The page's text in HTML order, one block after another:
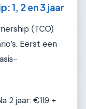
1, 2 en 3 jaar
(TCO)
Eerst een
2 jaar: €119 +